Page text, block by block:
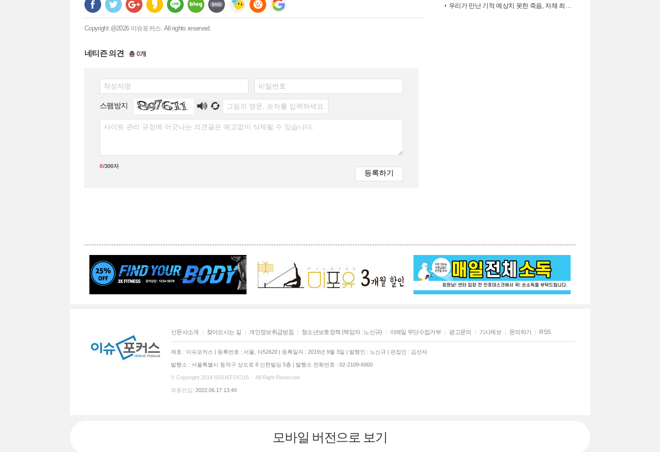
Copyright @2026 이슈포커스. All rights reserved.
신문사소개 찾아오시는 길 개인정보취급방침 청소년보호정책 (책임자 : 노신규) 이메일 무단수집거부 광고문의 기사제보 문의하기 RSS
제호 : 이슈포커스 | 등록번호 : 서울, 아52620 | 등록일자 : 2019년 9월 3일 | 발행인 : 노신규 | 편집인 : 김선자
발행소 : 서울특별시 동작구 상도로 8 신한빌딩 5층 | 발행소 전화번호 : 02-2109-6900
© Copyright 2018 ISSUEFOCUS All Right Reserved
최종편집 : 2022.06.17 13:49
모바일 버전으로 보기